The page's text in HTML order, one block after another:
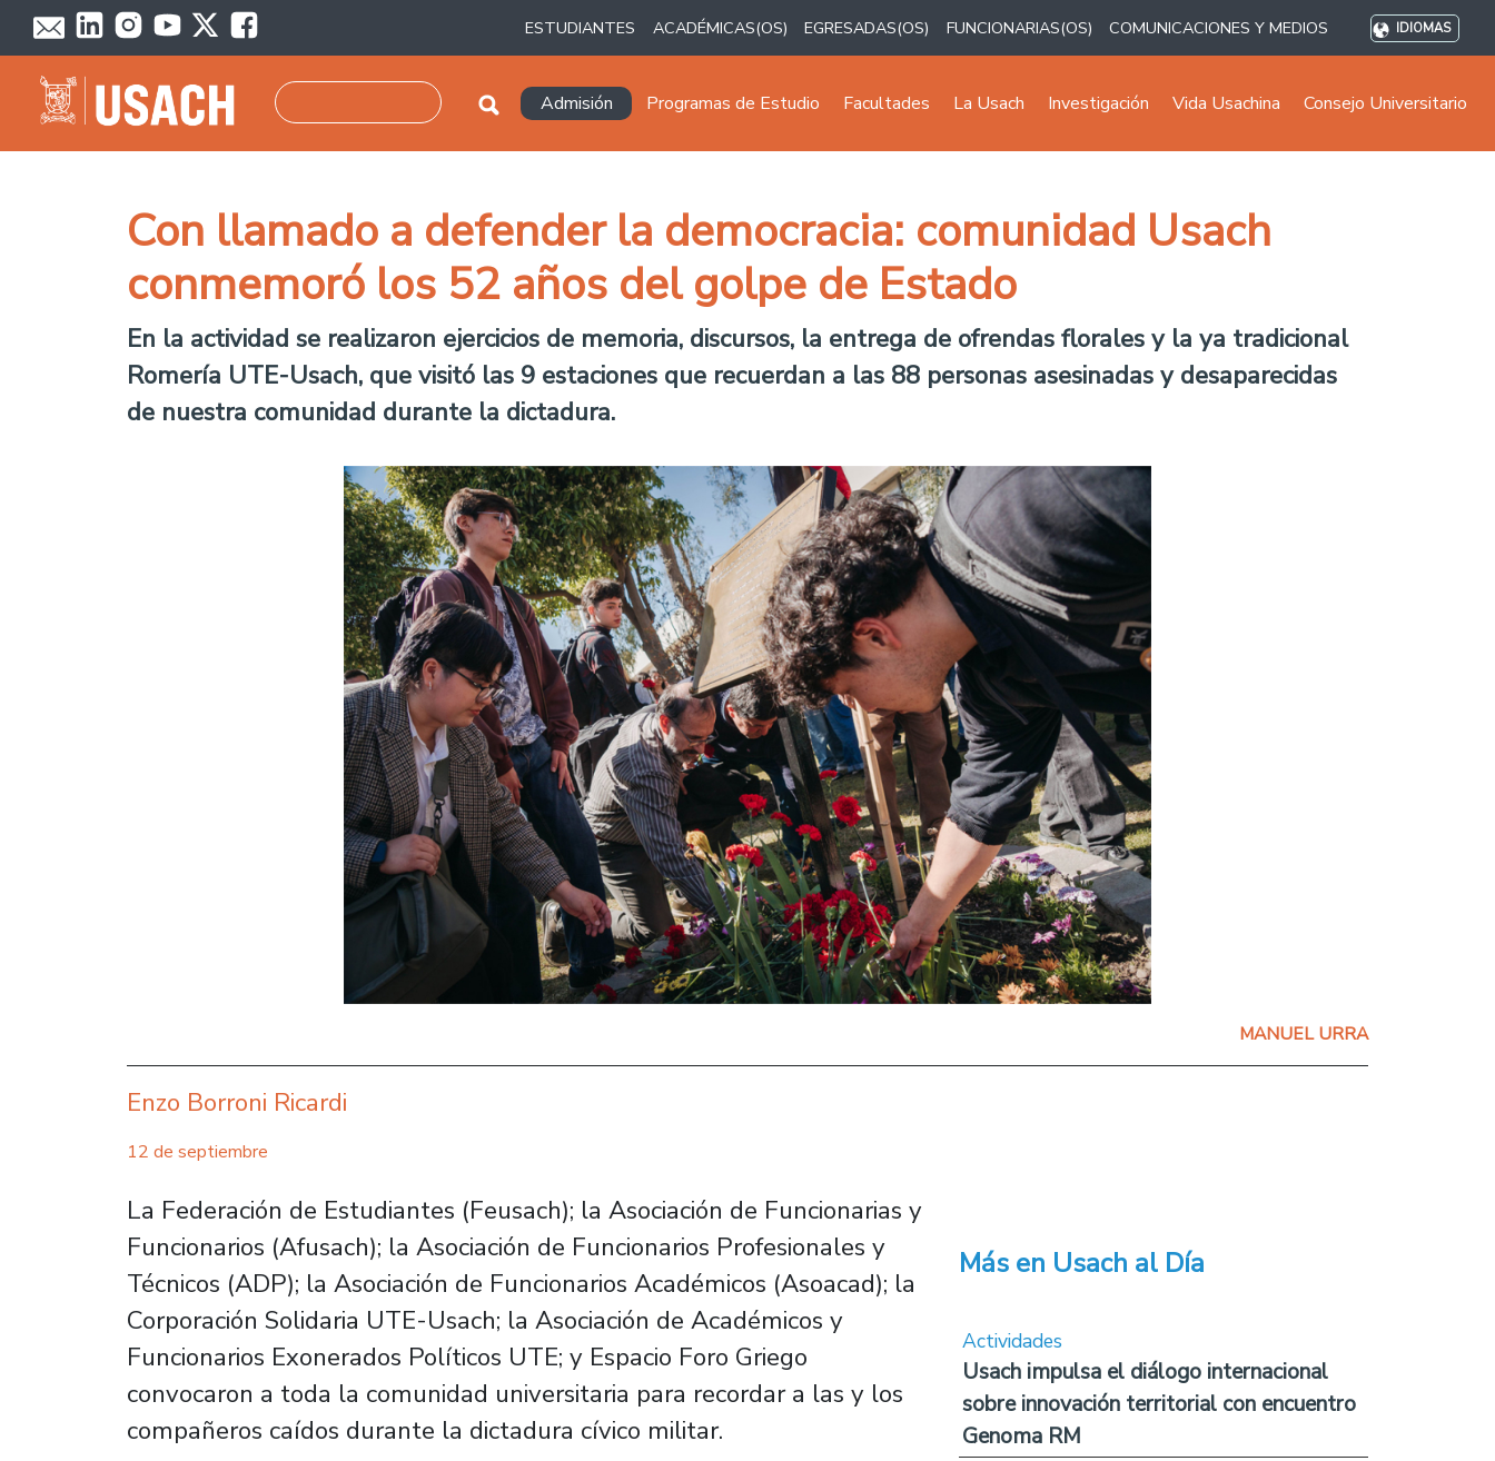
Pasar al contenido principal
ESTUDIANTES ACADÉMICAS(OS) EGRESADAS(OS) FUNCIONARIAS(OS) COMUNICACIONES Y MEDIOS IDIOMAS
Navegación principal
Admisión Programas de Estudio Facultades La Usach Investigación Vida Usachina Consejo Universitario
Con llamado a defender la democracia: comunidad Usach
conmemoró los 52 años del golpe de Estado
En la actividad se realizaron ejercicios de memoria, discursos, la entrega de ofrendas florales y la ya tradicional
Romería UTE-Usach, que visitó las 9 estaciones que recuerdan a las 88 personas asesinadas y desaparecidas
de nuestra comunidad durante la dictadura.
MANUEL URRA
Enzo Borroni Ricardi
12 de septiembre
La Federación de Estudiantes (Feusach); la Asociación de Funcionarias y
Funcionarios (Afusach); la Asociación de Funcionarios Profesionales y
Técnicos (ADP); la Asociación de Funcionarios Académicos (Asoacad); la
Corporación Solidaria UTE-Usach; la Asociación de Académicos y
Funcionarios Exonerados Políticos UTE; y Espacio Foro Griego
convocaron a toda la comunidad universitaria para recordar a las y los
compañeros caídos durante la dictadura cívico militar.
Más en Usach al Día
Actividades
Usach impulsa el diálogo internacional
sobre innovación territorial con encuentro
Genoma RM